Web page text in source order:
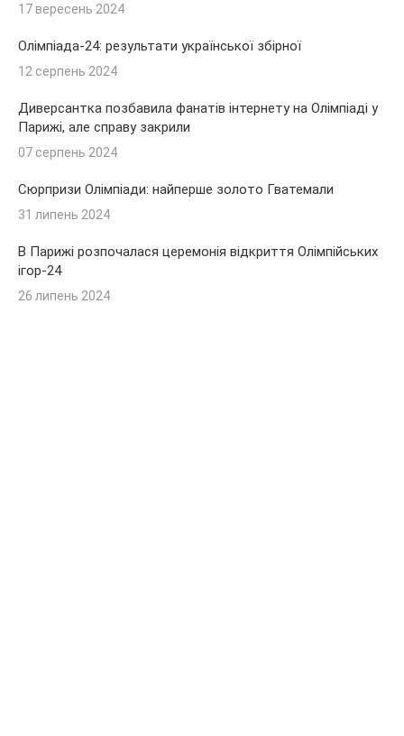
17 вересень 2024
Олімпіада-24: результати української збірної
12 серпень 2024
Диверсантка позбавила фанатів інтернету на Олімпіаді у
Парижі, але справу закрили
07 серпень 2024
Сюрпризи Олімпіади: найперше золото Гватемали
31 липень 2024
В Парижі розпочалася церемонія відкриття Олімпійських
ігор-24
26 липень 2024